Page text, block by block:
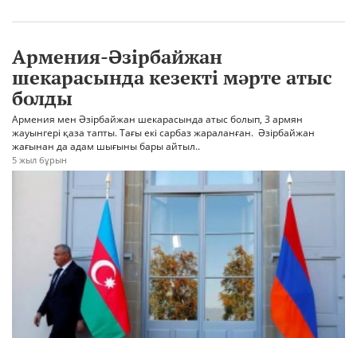
Армения-Әзірбайжан
шекарасында кезекті мәрте атыс
болды
Армения мен Әзірбайжан шекарасында атыс болып, 3 армян
жауынгері қаза тапты. Тағы екі сарбаз жараланған. Әзірбайжан
жағынан да адам шығыны бары айтыл..
5 жыл бұрын